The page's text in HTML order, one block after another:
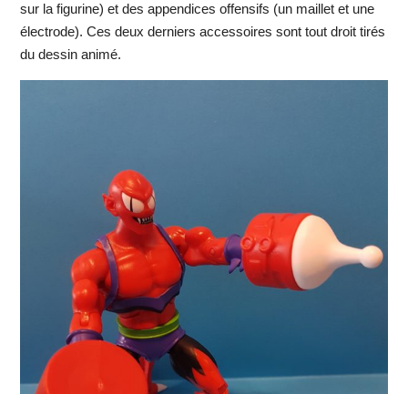
sur la figurine) et des appendices offensifs (un maillet et une
électrode). Ces deux derniers accessoires sont tout droit tirés
du dessin animé.